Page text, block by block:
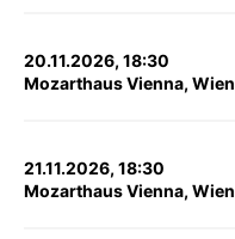
20.11.2026, 18:30
Mozarthaus Vienna, Wien
21.11.2026, 18:30
Mozarthaus Vienna, Wien